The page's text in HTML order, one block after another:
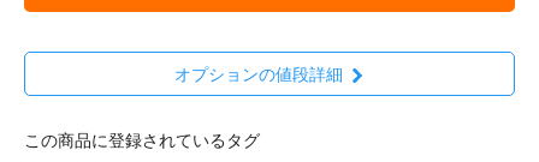
オプションの値段詳細
この商品に登録されているタグ